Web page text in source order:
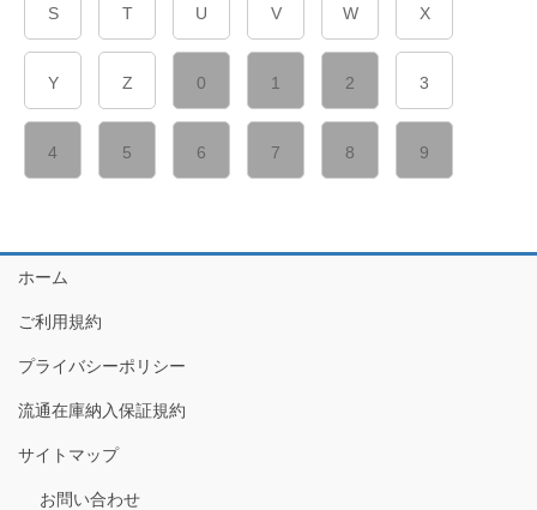
S T U V W X
Y Z 0 1 2 3
4 5 6 7 8 9
ホーム
ご利用規約
プライバシーポリシー
流通在庫納入保証規約
サイトマップ
お問い合わせ